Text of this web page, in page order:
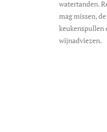
watertanden.
mag missen,
keukenspullen
wijnadviezen.